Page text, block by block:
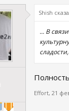
Shish
... В
Effort, 21